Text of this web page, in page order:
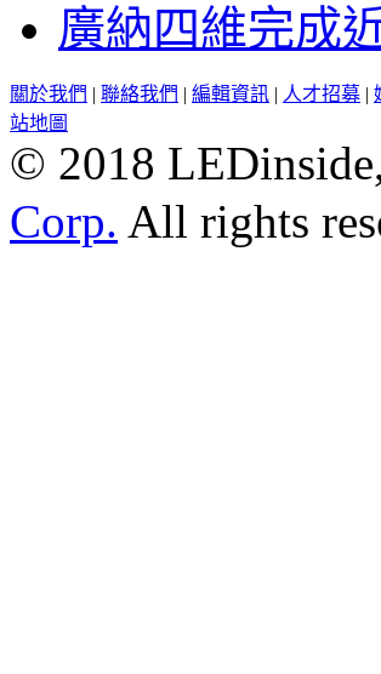
廣納四維完成
關於我們 | 聯絡我們 | 編輯資訊 | 人才招募 |
站地圖
© 2018
Corp. All rights